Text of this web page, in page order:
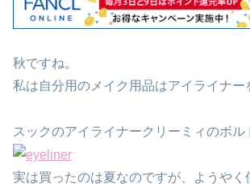
秋ですね。
私は自分用のメイク用品はアイライナー
スックのアイライナークリーミィのボル
実は買ったのは夏なのですが、ようやく